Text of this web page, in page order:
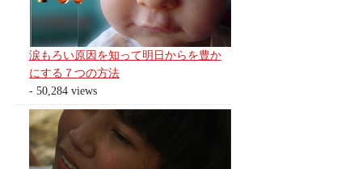
涙もろい原因を知って明日からを豊か
にする７つの方法
- 50,284 views